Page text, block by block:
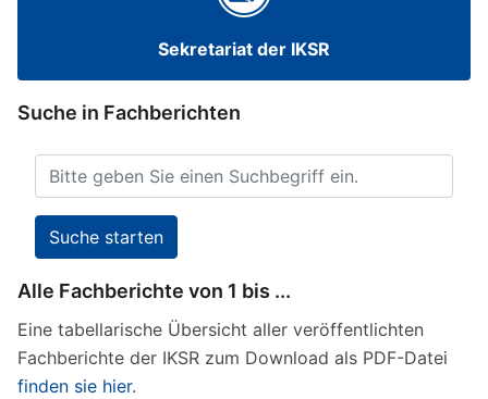
Sekretariat der IKSR
Suche in Fachberichten
Alle Fachberichte von 1 bis ...
Eine tabellarische Übersicht aller veröffentlichten
Fachberichte der IKSR zum Download als PDF-Datei
finden sie hier.